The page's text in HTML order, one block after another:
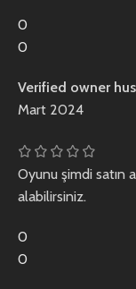
0
0
Verified owner
Mart 2024
Oyunu şimdi satın
alabilirsiniz.
0
0